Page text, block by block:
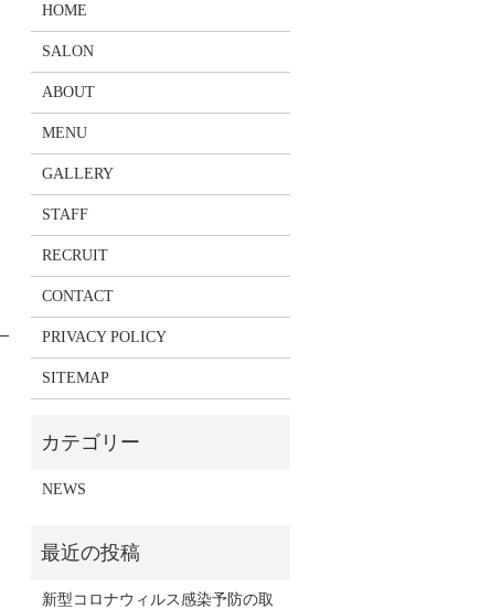
HOME
SALON
ABOUT
MENU
GALLERY
STAFF
RECRUIT
CONTACT
PRIVACY POLICY
SITEMAP
NEWS
新型コロナウィルス感染予防の取